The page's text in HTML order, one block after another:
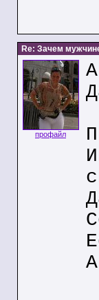
Re: Зачем
профайл